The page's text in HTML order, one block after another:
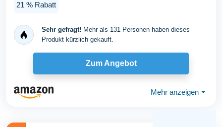
21 % Rabatt
Sehr gefragt! Mehr als 131 Personen haben dieses
Produkt kürzlich gekauft.
Zum Angebot
Mehr anzeigen ⏷